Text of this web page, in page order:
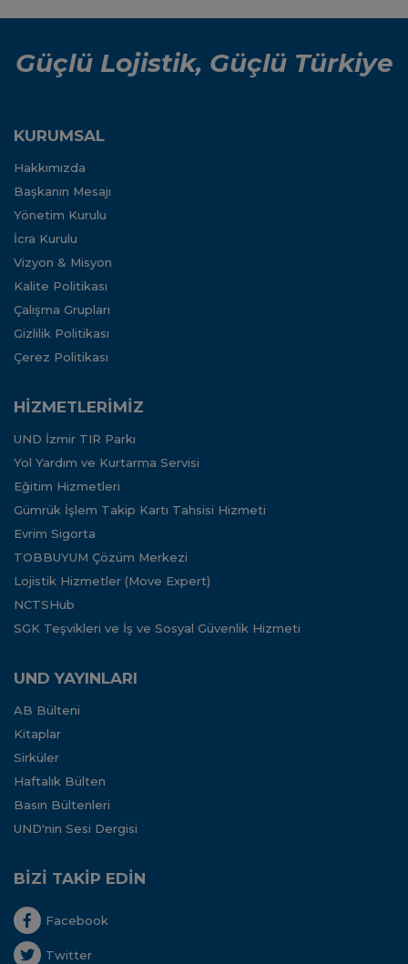
Güçlü Lojistik, Güçlü Türkiye
KURUMSAL
Hakkımızda
Başkanın Mesajı
Yönetim Kurulu
İcra Kurulu
Vizyon & Misyon
Kalite Politikası
Çalışma Grupları
Gizlilik Politikası
Çerez Politikası
HİZMETLERİMİZ
UND İzmir TIR Parkı
Yol Yardım ve Kurtarma Servisi
Eğitim Hizmetleri
Gümrük İşlem Takip Kartı Tahsisi Hizmeti
Evrim Sigorta
TOBBUYUM Çözüm Merkezi
Lojistik Hizmetler (Move Expert)
NCTSHub
SGK Teşvikleri ve İş ve Sosyal Güvenlik Hizmeti
UND YAYINLARI
AB Bülteni
Kitaplar
Sirküler
Haftalık Bülten
Basın Bültenleri
UND'nin Sesi Dergisi
BİZİ TAKİP EDİN
Facebook
Twitter